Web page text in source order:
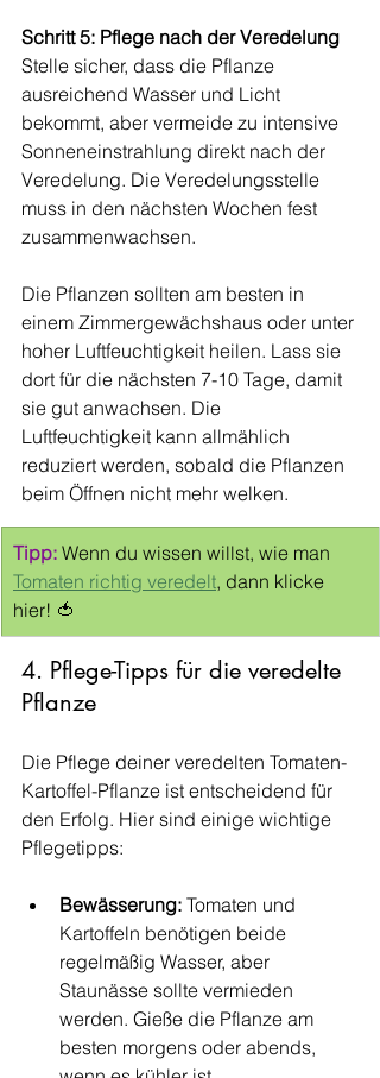
Schritt 5: Pflege nach der Veredelung
Stelle sicher, dass die Pflanze
ausreichend Wasser und Licht
bekommt, aber vermeide zu intensive
Sonneneinstrahlung direkt nach der
Veredelung. Die Veredelungsstelle
muss in den nächsten Wochen fest
zusammenwachsen.
Die Pflanzen sollten am besten in
einem Zimmergewächshaus oder unter
hoher Luftfeuchtigkeit heilen. Lass sie
dort für die nächsten 7-10 Tage, damit
sie gut anwachsen. Die
Luftfeuchtigkeit kann allmählich
reduziert werden, sobald die Pflanzen
beim Öffnen nicht mehr welken.
Tipp: Wenn du wissen willst, wie man
Tomaten richtig veredelt, dann klicke
hier! 🍅
4. Pflege-Tipps für die veredelte
Pflanze
Die Pflege deiner veredelten Tomaten-
Kartoffel-Pflanze ist entscheidend für
den Erfolg. Hier sind einige wichtige
Pflegetipps:
Bewässerung: Tomaten und
Kartoffeln benötigen beide
regelmäßig Wasser, aber
Staunässe sollte vermieden
werden. Gieße die Pflanze am
besten morgens oder abends,